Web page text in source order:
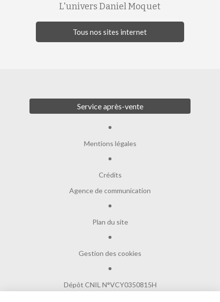
L'univers Daniel Moquet
Tous nos sites internet
Service après-vente
Mentions légales
Crédits
Agence de communication
Plan du site
Gestion des cookies
Dépôt CNIL N°VCY0350815H